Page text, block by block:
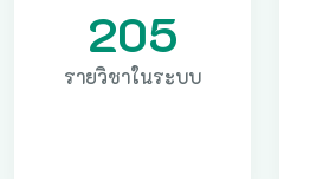
205
รายวิชาในระบบ